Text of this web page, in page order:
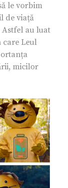
le vorbim
de viață
au luat
care Leul
micilor